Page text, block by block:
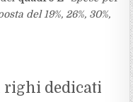
del 19%, 26%, 30%,
righi dedicati